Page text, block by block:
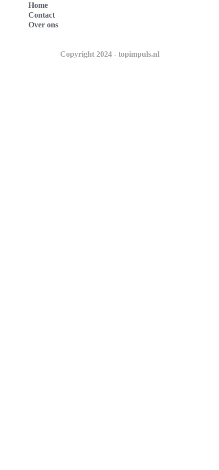
Home
Contact
Over ons
Copyright 2024 - topimpuls.nl